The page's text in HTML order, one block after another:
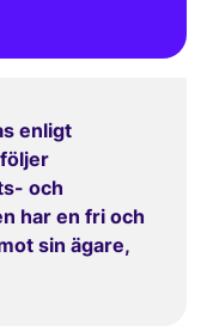
enligt
och
har en fri och
sin ägare,